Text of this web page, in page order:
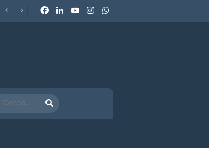
FacebookLinkedInYou TubeInstagram
aspetto CERCA...